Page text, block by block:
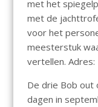
met het
met de
voor het
meesterstuk
vertellen.
De drie Bob out
dagen in